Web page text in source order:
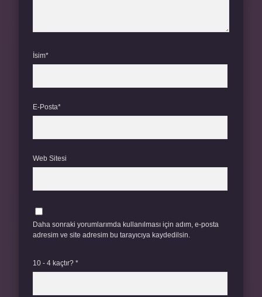
İsim*
E-Posta*
Web Sitesi
Daha sonraki yorumlarımda kullanılması için adım, e-posta
adresim ve site adresim bu tarayıcıya kaydedilsin.
10 - 4 kaçtır? *